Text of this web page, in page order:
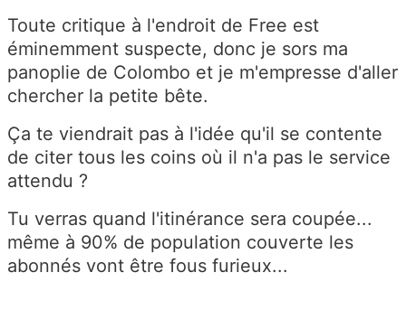
Toute critique à l'endroit de Free est
éminemment suspecte, donc je sors ma
panoplie de Colombo et je m'empresse d'aller
chercher la petite bête.
Ça te viendrait pas à l'idée qu'il se contente
de citer tous les coins où il n'a pas le service
attendu ?
Tu verras quand l'itinérance sera coupée...
même à 90% de population couverte les
abonnés vont être fous furieux...